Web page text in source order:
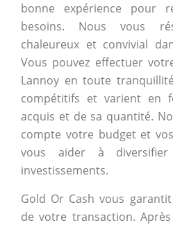
bonne expérience pour
besoins. Nous vous
chaleureux et convivial
Vous pouvez effectuer
Lannoy en toute
compétitifs et varient en
acquis et de sa quantité.
compte votre budget et
vous aider à diversifier
investissements.
Gold Or Cash vous
de votre transaction.